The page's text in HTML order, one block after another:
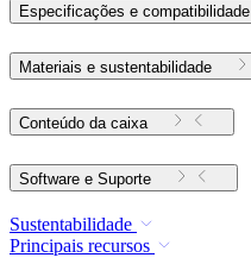
Especificações e compatibilidade
Materiais e sustentabilidade
Conteúdo da caixa
Software e Suporte
Sustentabilidade
Principais recursos